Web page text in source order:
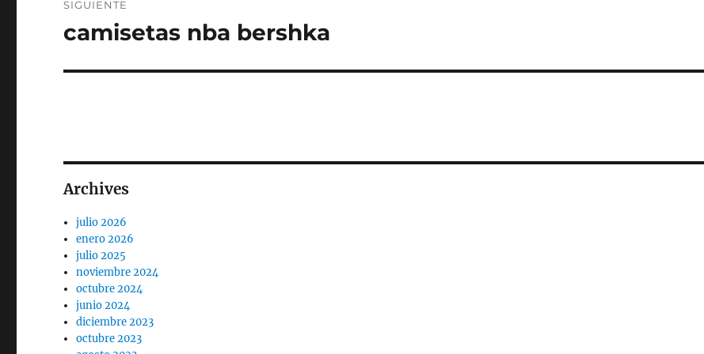
SIGUIENTE
Entrada
camisetas nba bershka
Archives
julio 2026
enero 2026
julio 2025
noviembre 2024
octubre 2024
junio 2024
diciembre 2023
octubre 2023